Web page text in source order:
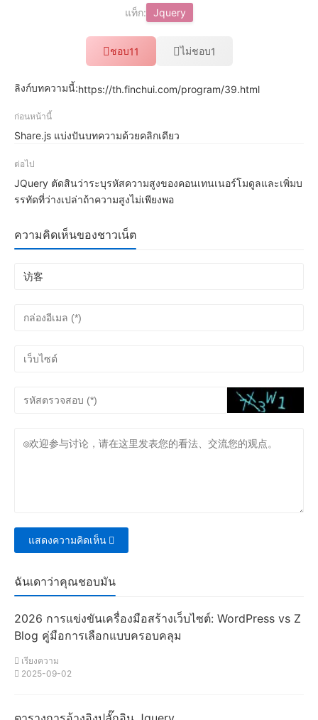
แท็ก: Jquery
ชอบ11 ไม่ชอบ1
ลิงก์บทความนี้:https://th.finchui.com/program/39.html
ก่อนหน้านี้
Share.js แบ่งปันบทความด้วยคลิกเดียว
ต่อไป
JQuery ตัดสินว่าระบุรหัสความสูงของคอนเทนเนอร์โมดูลและเพิ่มบ
รรทัดที่ว่างเปล่าถ้าความสูงไม่เพียงพอ
ความคิดเห็นของชาวเน็ต
แสดงความคิดเห็น
ฉันเดาว่าคุณชอบมัน
2026 การแข่งขันเครื่องมือสร้างเว็บไซต์: WordPress vs Z
Blog คู่มือการเลือกแบบครอบคลุม
เรียงความ
2025-09-02